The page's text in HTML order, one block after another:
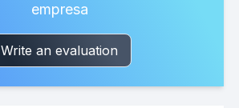
empresa
Write an evaluation